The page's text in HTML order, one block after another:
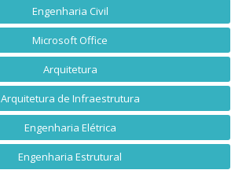
Engenharia Civil
Microsoft Office
Arquitetura
Arquitetura de Infraestrutura
Engenharia Elétrica
Engenharia Estrutural